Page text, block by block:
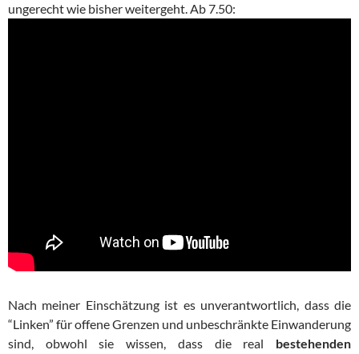
ungerecht wie bisher weitergeht. Ab 7.50:
Nach meiner Einschätzung ist es unverantwortlich, dass die
“Linken” für offene Grenzen und unbeschränkte Einwanderung
sind, obwohl sie wissen, dass die real bestehenden